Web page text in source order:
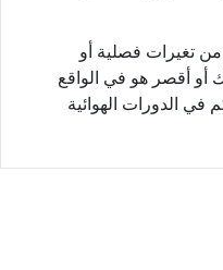
تغيرات فصلية أو
أقصر هو في الواقع
في الدورات الهوائية